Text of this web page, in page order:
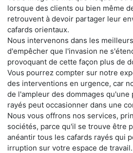
lorsque des clients ou bien même
retrouvent à devoir partager leur
cafards orientaux.
Nous intervenons dans les
d'empêcher que l'invasion ne
provoquant de cette façon plus de
Vous pourrez compter sur notre
des interventions en urgence, car
de l'ampleur des dommages qu'une
rayés peut occasionner dans une
Nous vous offrons nos services,
sociétés, parce qu'il se trouve être
anéantir tous les cafards rayés qui
irruption sur votre espace de travail.